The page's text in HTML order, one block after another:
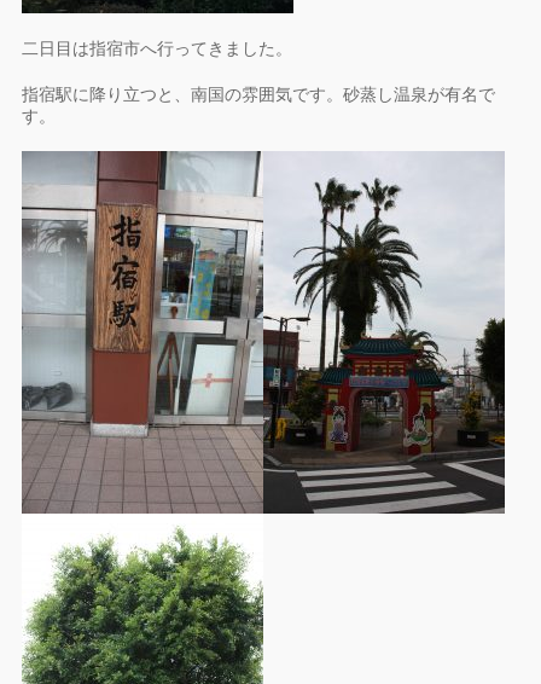
二日目は指宿市へ行ってきました。
指宿駅に降り立つと、南国の雰囲気です。砂蒸し温泉が有名で
す。